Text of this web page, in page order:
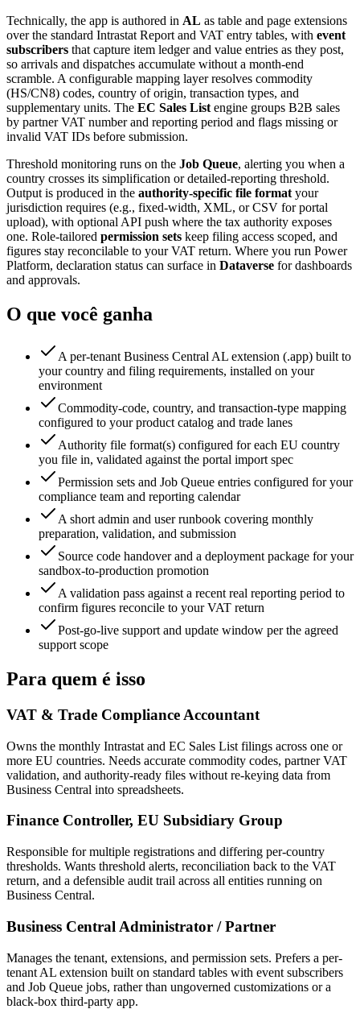
Technically, the app is authored in AL as table and page extensions
over the standard Intrastat Report and VAT entry tables, with event
subscribers that capture item ledger and value entries as they post,
so arrivals and dispatches accumulate without a month-end
scramble. A configurable mapping layer resolves commodity
(HS/CN8) codes, country of origin, transaction types, and
supplementary units. The EC Sales List engine groups B2B sales
by partner VAT number and reporting period and flags missing or
invalid VAT IDs before submission.
Threshold monitoring runs on the Job Queue, alerting you when a
country crosses its simplification or detailed-reporting threshold.
Output is produced in the authority-specific file format your
jurisdiction requires (e.g., fixed-width, XML, or CSV for portal
upload), with optional API push where the tax authority exposes
one. Role-tailored permission sets keep filing access scoped, and
figures stay reconcilable to your VAT return. Where you run Power
Platform, declaration status can surface in Dataverse for dashboards
and approvals.
O que você ganha
A per-tenant Business Central AL extension (.app) built to
your country and filing requirements, installed on your
environment
Commodity-code, country, and transaction-type mapping
configured to your product catalog and trade lanes
Authority file format(s) configured for each EU country
you file in, validated against the portal import spec
Permission sets and Job Queue entries configured for your
compliance team and reporting calendar
A short admin and user runbook covering monthly
preparation, validation, and submission
Source code handover and a deployment package for your
sandbox-to-production promotion
A validation pass against a recent real reporting period to
confirm figures reconcile to your VAT return
Post-go-live support and update window per the agreed
support scope
Para quem é isso
VAT & Trade Compliance Accountant
Owns the monthly Intrastat and EC Sales List filings across one or
more EU countries. Needs accurate commodity codes, partner VAT
validation, and authority-ready files without re-keying data from
Business Central into spreadsheets.
Finance Controller, EU Subsidiary Group
Responsible for multiple registrations and differing per-country
thresholds. Wants threshold alerts, reconciliation back to the VAT
return, and a defensible audit trail across all entities running on
Business Central.
Business Central Administrator / Partner
Manages the tenant, extensions, and permission sets. Prefers a per-
tenant AL extension built on standard tables with event subscribers
and Job Queue jobs, rather than ungoverned customizations or a
black-box third-party app.